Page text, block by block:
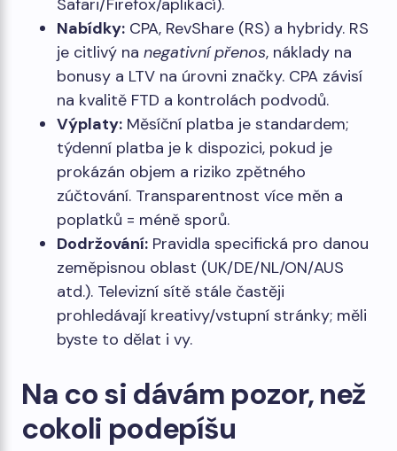
Nabídky: CPA, RevShare (RS) a hybridy. RS
je citlivý na negativní přenos, náklady na
bonusy a LTV na úrovni značky. CPA závisí
na kvalitě FTD a kontrolách podvodů.
Výplaty: Měsíční platba je standardem;
týdenní platba je k dispozici, pokud je
prokázán objem a riziko zpětného
zúčtování. Transparentnost více měn a
poplatků = méně sporů.
Dodržování: Pravidla specifická pro danou
zeměpisnou oblast (UK/DE/NL/ON/AUS
atd.). Televizní sítě stále častěji
prohledávají kreativy/vstupní stránky; měli
byste to dělat i vy.
Na co si dávám pozor, než
cokoli podepíšu